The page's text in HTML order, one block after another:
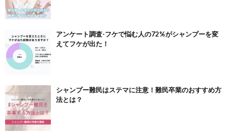
アンケート調査-フケで悩む人の72%がシャンプーを変
えてフケが出た！
シャンプー難民はステマに注意！難民卒業のおすすめ方
法とは？